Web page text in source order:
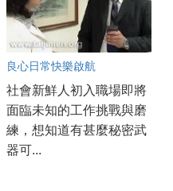
良心日常快樂啟航
社會新鮮人初入職場即將
面臨未知的工作挑戰與磨
練，想知道有甚麼秘密武
器可...